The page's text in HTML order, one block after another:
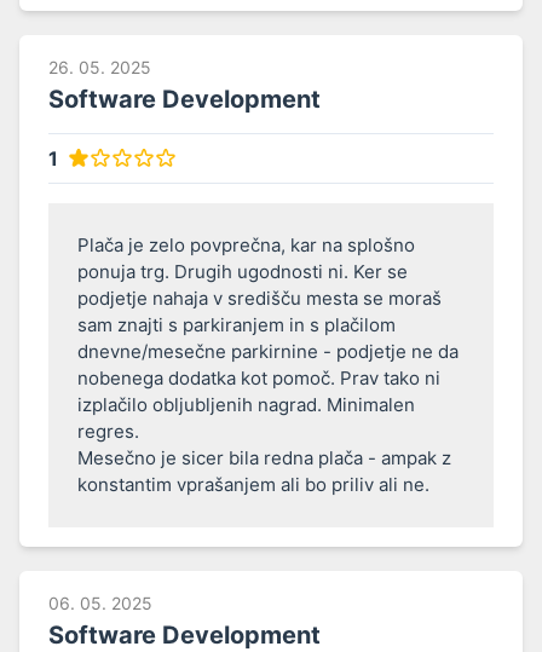
26. 05. 2025
Software Development
1
Plača je zelo povprečna, kar na splošno
ponuja trg. Drugih ugodnosti ni. Ker se
podjetje nahaja v središču mesta se moraš
sam znajti s parkiranjem in s plačilom
dnevne/mesečne parkirnine - podjetje ne da
nobenega dodatka kot pomoč. Prav tako ni
izplačilo obljubljenih nagrad. Minimalen
regres.
Mesečno je sicer bila redna plača - ampak z
konstantim vprašanjem ali bo priliv ali ne.
06. 05. 2025
Software Development